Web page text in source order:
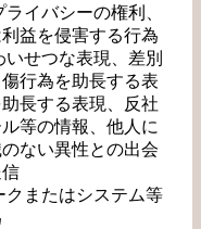
イバシーの権利、
益を侵害する行為
せつな表現、差別
行為を助長する表
長する表現、反社
等の情報、他人に
ない異性との出会
またはシステム等